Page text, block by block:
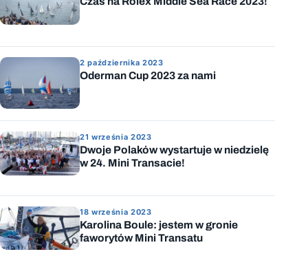
2 października 2023
Oderman Cup 2023 za nami
21 września 2023
Dwoje Polaków wystartuje w niedzielę
w 24. Mini Transacie!
18 września 2023
Karolina Boule: jestem w gronie
faworytów Mini Transatu